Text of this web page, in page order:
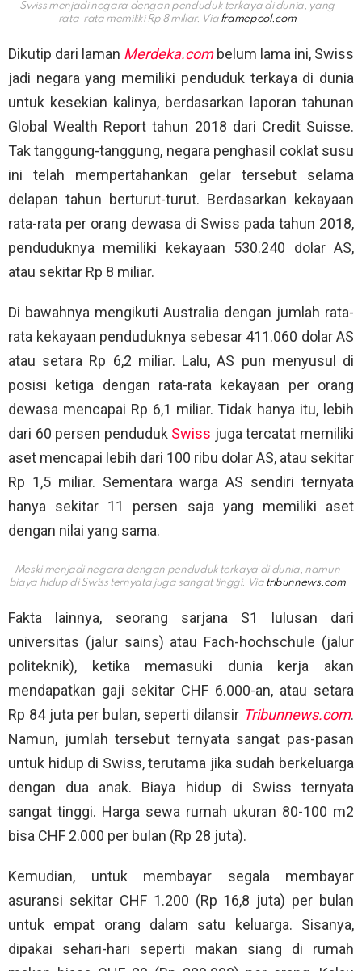
Swiss menjadi negara dengan penduduk terkaya di dunia, yang
rata-rata memiliki Rp 8 miliar. Via framepool.com
Dikutip dari laman Merdeka.combelum lama ini, Swiss
jadi negara yang memiliki penduduk terkaya di dunia
untuk kesekian kalinya, berdasarkan laporan tahunan
Global Wealth Report tahun 2018 dari Credit Suisse.
Tak tanggung-tanggung, negara penghasil coklat susu
ini telah mempertahankan gelar tersebut selama
delapan tahun berturut-turut. Berdasarkan kekayaan
rata-rata per orang dewasa di Swiss pada tahun 2018,
penduduknya memiliki kekayaan 530.240 dolar AS,
atau sekitar Rp 8 miliar.
Di bawahnya mengikuti Australia dengan jumlah rata-
rata kekayaan penduduknya sebesar 411.060 dolar AS
atau setara Rp 6,2 miliar. Lalu, AS pun menyusul di
posisi ketiga dengan rata-rata kekayaan per orang
dewasa mencapai Rp 6,1 miliar. Tidak hanya itu, lebih
dari 60 persen penduduk Swiss juga tercatat memiliki
aset mencapai lebih dari 100 ribu dolar AS, atau sekitar
Rp 1,5 miliar. Sementara warga AS sendiri ternyata
hanya sekitar 11 persen saja yang memiliki aset
dengan nilai yang sama.
Meski menjadi negara dengan penduduk terkaya di dunia, namun
biaya hidup di Swiss ternyata juga sangat tinggi. Via tribunnews.com
Fakta lainnya, seorang sarjana S1 lulusan dari
universitas (jalur sains) atau Fach-hochschule (jalur
politeknik), ketika memasuki dunia kerja akan
mendapatkan gaji sekitar CHF 6.000-an, atau setara
Rp 84 juta per bulan, seperti dilansir Tribunnews.com.
Namun, jumlah tersebut ternyata sangat pas-pasan
untuk hidup di Swiss, terutama jika sudah berkeluarga
dengan dua anak. Biaya hidup di Swiss ternyata
sangat tinggi. Harga sewa rumah ukuran 80-100 m2
bisa CHF 2.000 per bulan (Rp 28 juta).
Kemudian, untuk membayar segala membayar
asuransi sekitar CHF 1.200 (Rp 16,8 juta) per bulan
untuk empat orang dalam satu keluarga. Sisanya,
dipakai sehari-hari seperti makan siang di rumah